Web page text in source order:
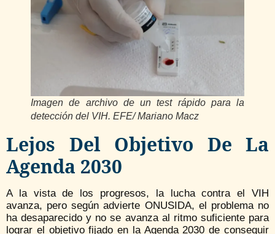
Imagen de archivo de un test rápido para la
detección del VIH. EFE/ Mariano Macz
Lejos Del Objetivo De La
Agenda 2030
A la vista de los progresos, la lucha contra el VIH
avanza, pero según advierte ONUSIDA, el problema no
ha desaparecido y no se avanza al ritmo suficiente para
lograr el objetivo fijado en la Agenda 2030 de conseguir